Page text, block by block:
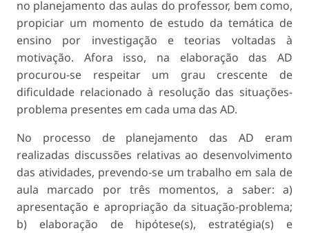
no planejamento das aulas do professor, bem como,
propiciar um momento de estudo da temática de
ensino por investigação e teorias voltadas à
motivação. Afora isso, na elaboração das AD
procurou-se respeitar um grau crescente de
dificuldade relacionado à resolução das situações-
problema presentes em cada uma das AD.
No processo de planejamento das AD eram
realizadas discussões relativas ao desenvolvimento
das atividades, prevendo-se um trabalho em sala de
aula marcado por três momentos, a saber: a)
apresentação e apropriação da situação-problema;
b) elaboração de hipótese(s), estratégia(s) e